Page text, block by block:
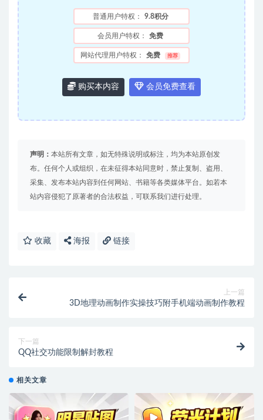
普通用户特权： 9.8积分
会员用户特权： 免费
网站代理用户特权： 免费 推荐
购买本内容 会员免费查看
声明： 本站所有文章，如无特殊说明或标注，均为本站原创发
布。任何个人或组织，在未征得本站同意时，禁止复制、盗用、
采集、发布本站内容到任何网站、书籍等各类媒体平台。如若本
站内容侵犯了原著者的合法权益，可联系我们进行处理。
收藏 海报 链接
上一篇
3D地理动画制作实操技巧附手机端动画制作教程
下一篇
QQ社交功能限制解封教程
相关文章